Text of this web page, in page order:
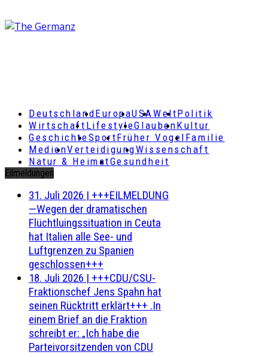
DeutschlandEuropaUSAWeltPolitik
Wirtschaft LifestyleGlaubenKultur
GeschichteSportFrüher Vogel Familie
MedienVerteidigungWissenschaft
Natur & HeimatGesundheit
Eilmeldungen
31. Juli 2026 | +++EILMELDUNG
—Wegen der dramatischen
Flüchtluingssituation in Ceuta
hat Italien alle See- und
Luftgrenzen zu Spanien
geschlossen+++
18. Juli 2026 | +++CDU/CSU-
Fraktionschef Jens Spahn hat
seinen Rücktritt erklärt+++ .In
einem Brief an die Fraktion
schreibt er: „Ich habe die
Parteivorsitzenden von CDU